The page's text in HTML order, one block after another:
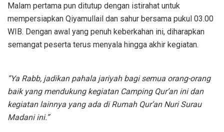
Malam pertama pun ditutup dengan istirahat untuk
mempersiapkan Qiyamullail dan sahur bersama pukul 03.00
WIB. Dengan awal yang penuh keberkahan ini, diharapkan
semangat peserta terus menyala hingga akhir kegiatan.
“Ya Rabb, jadikan pahala jariyah bagi semua orang-orang
baik yang mendukung kegiatan Camping Qur’an ini dan
kegiatan lainnya yang ada di Rumah Qur’an Nuri Surau
Madani ini.”